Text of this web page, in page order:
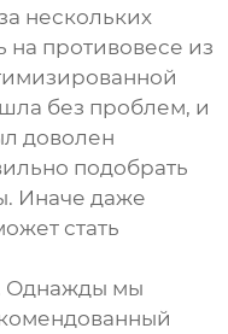
нескольких
на противовесе из
без проблем, и
доволен
подобрать
Иначе даже
стать
Однажды мы